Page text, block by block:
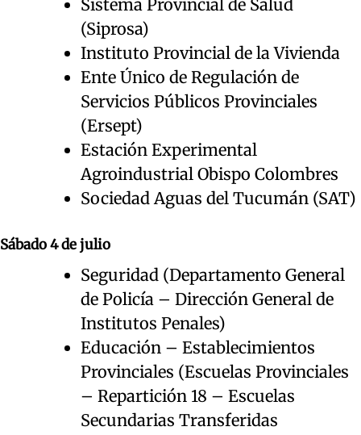
Sistema Provincial de Salud
(Siprosa)
Instituto Provincial de la Vivienda
Ente Único de Regulación de
Servicios Públicos Provinciales
(Ersept)
Estación Experimental
Agroindustrial Obispo Colombres
Sociedad Aguas del Tucumán (SAT)
Sábado 4 de julio
Seguridad (Departamento General
de Policía – Dirección General de
Institutos Penales)
Educación – Establecimientos
Provinciales (Escuelas Provinciales
– Repartición 18 – Escuelas
Secundarias Transferidas